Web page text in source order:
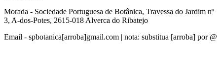
Morada - Sociedade Portuguesa de Botânica, Travessa do Jardim nº
3, A-dos-Potes, 2615-018 Alverca do Ribatejo
Email - spbotanica[arroba]gmail.com | nota: substitua [arroba] por @